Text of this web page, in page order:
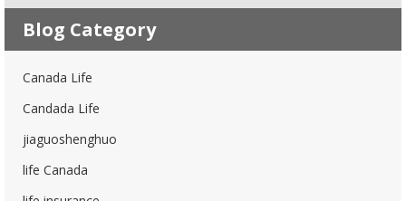
Blog Category
Canada Life
Candada Life
jiaguoshenghuo
life Canada